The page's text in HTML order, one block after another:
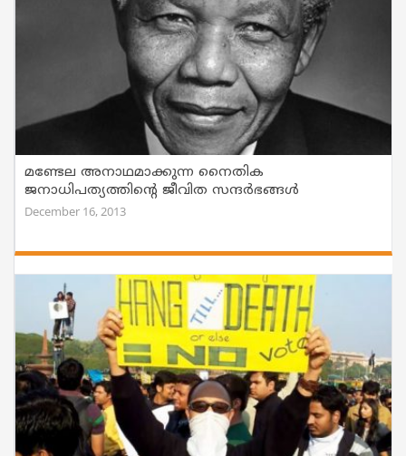
മണ്ടേല അനാഥമാക്കുന്ന നൈതിക
ജനാധിപത്യത്തിന്റെ ജീവിത സന്ദര്‍ഭങ്ങള്‍
December 16, 2013